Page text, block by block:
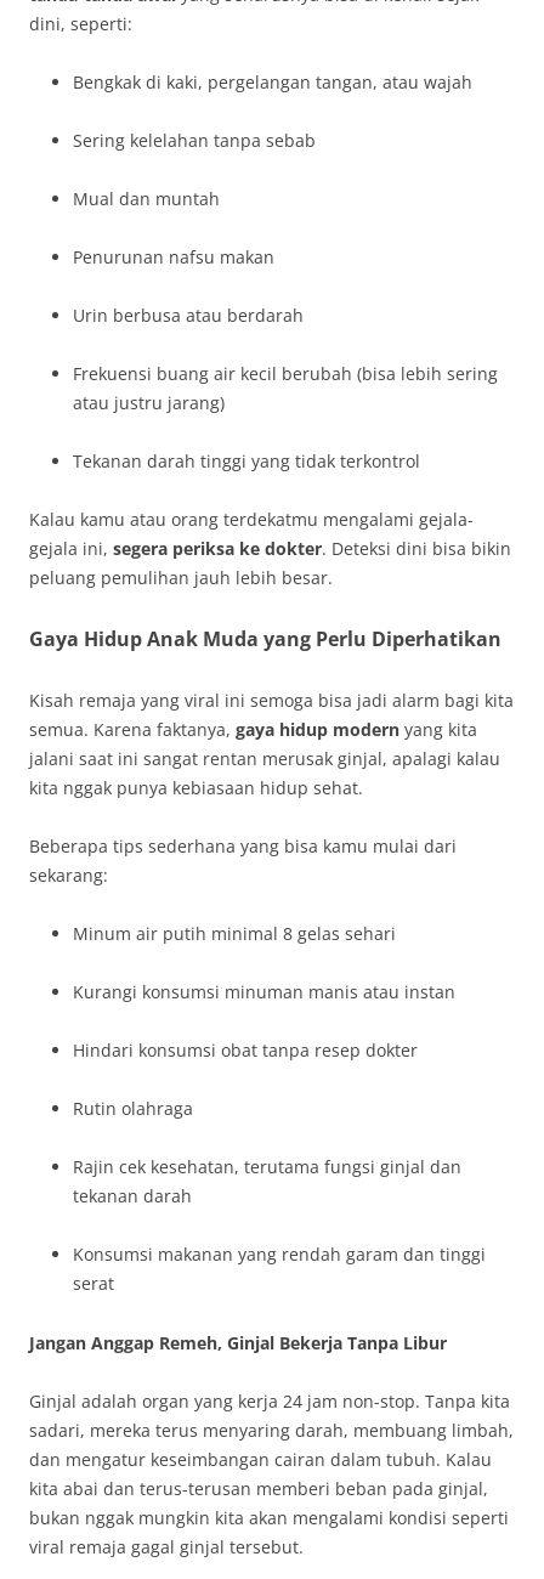
dini, seperti:
Bengkak di kaki, pergelangan tangan, atau wajah
Sering kelelahan tanpa sebab
Mual dan muntah
Penurunan nafsu makan
Urin berbusa atau berdarah
Frekuensi buang air kecil berubah (bisa lebih sering
atau justru jarang)
Tekanan darah tinggi yang tidak terkontrol
Kalau kamu atau orang terdekatmu mengalami gejala-
gejala ini, segera periksa ke dokter. Deteksi dini bisa bikin
peluang pemulihan jauh lebih besar.
Gaya Hidup Anak Muda yang Perlu Diperhatikan
Kisah remaja yang viral ini semoga bisa jadi alarm bagi kita
semua. Karena faktanya, gaya hidup modern yang kita
jalani saat ini sangat rentan merusak ginjal, apalagi kalau
kita nggak punya kebiasaan hidup sehat.
Beberapa tips sederhana yang bisa kamu mulai dari
sekarang:
Minum air putih minimal 8 gelas sehari
Kurangi konsumsi minuman manis atau instan
Hindari konsumsi obat tanpa resep dokter
Rutin olahraga
Rajin cek kesehatan, terutama fungsi ginjal dan
tekanan darah
Konsumsi makanan yang rendah garam dan tinggi
serat
Jangan Anggap Remeh, Ginjal Bekerja Tanpa Libur
Ginjal adalah organ yang kerja 24 jam non-stop. Tanpa kita
sadari, mereka terus menyaring darah, membuang limbah,
dan mengatur keseimbangan cairan dalam tubuh. Kalau
kita abai dan terus-terusan memberi beban pada ginjal,
bukan nggak mungkin kita akan mengalami kondisi seperti
viral remaja gagal ginjal tersebut.